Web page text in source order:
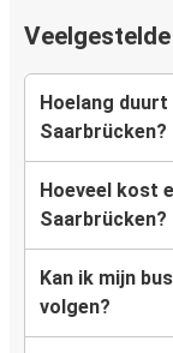
Hoelang
Saarbrücken?
Hoeveel kost
Saarbrücken?
Kan ik mijn
volgen?